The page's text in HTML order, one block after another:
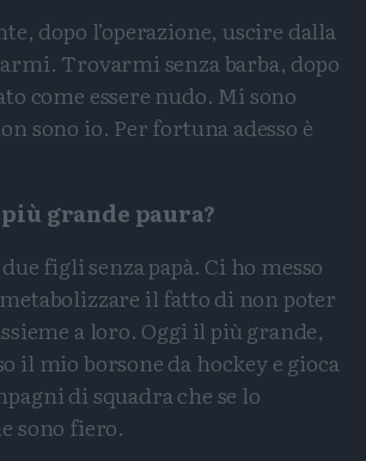
dopo l’operazione, uscire dalla
Trovarmi senza barba, dopo
come essere nudo. Mi sono
sono io. Per fortuna adesso è
più grande paura?
figli senza papà. Ci ho messo
metabolizzare il fatto di non poter
a loro. Oggi il più grande,
il mio borsone da hockey e gioca
di squadra che se lo
sono fiero.